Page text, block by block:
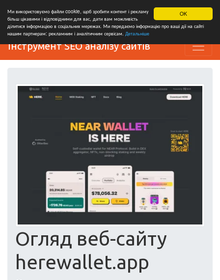
OK
Ми використовуємо файли cookie, щоб зробити контент і рекламу
більш цікавими і відповідними для вас, дати вам можливість
ділитися інформацією в соціальних мережах. Ми передаємо інформацію про ваші дії на сайті
нашим партнерам: рекламним і аналітичним сервісам. Детальніше
Інструмент SEO аналізу сайтів
Огляд веб-сайту
herewallet.app